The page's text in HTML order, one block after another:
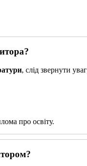
, слід звернути
про освіту.